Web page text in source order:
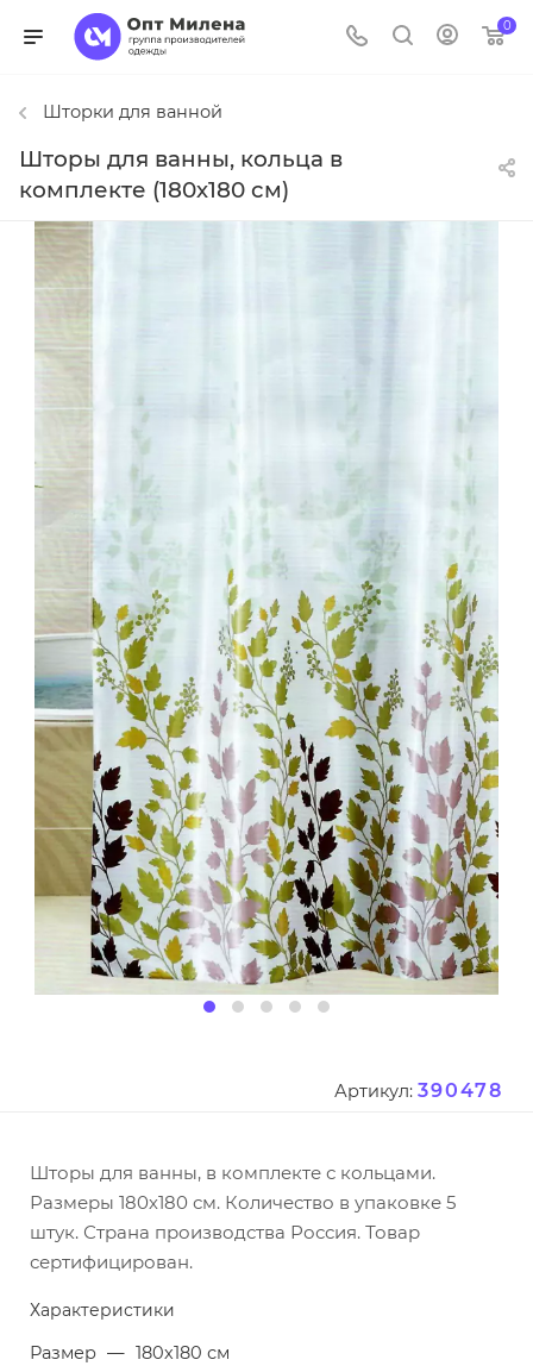
0
Шторки для ванной
Шторы для ванны, кольца в
комплекте (180х180 см)
Артикул: 390478
Шторы для ванны, в комплекте с кольцами.
Размеры 180х180 см. Количество в упаковке 5
штук. Страна производства Россия. Товар
сертифицирован.
Характеристики
Размер — 180х180 см